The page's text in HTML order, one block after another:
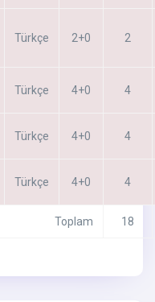
Türkçe 2+0 2
Türkçe 4+0 4
Türkçe 4+0 4
Türkçe 4+0 4
Toplam 18